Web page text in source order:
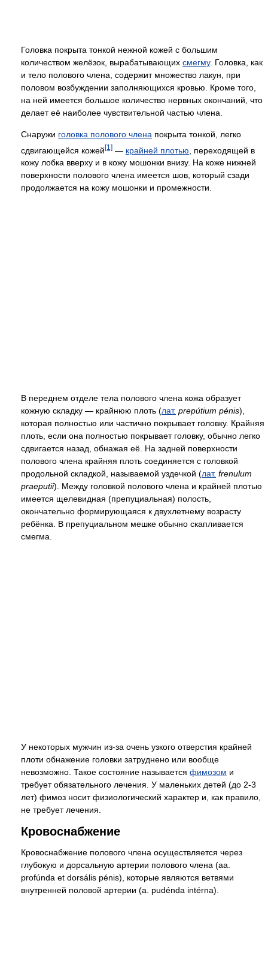
Головка покрыта тонкой нежной кожей с большим
количеством желёзок, вырабатывающих смегму. Головка, как
и тело полового члена, содержит множество лакун, при
половом возбуждении заполняющихся кровью. Кроме того,
на ней имеется большое количество нервных окончаний, что
делает её наиболее чувствительной частью члена.
Снаружи головка полового члена покрыта тонкой, легко
сдвигающейся кожей[1] — крайней плотью , переходящей в
кожу лобка вверху и в кожу мошонки внизу. На коже нижней
поверхности полового члена имеется шов, который сзади
продолжается на кожу мошонки и промежности.
В переднем отделе тела полового члена кожа образует
кожную складку — крайнюю плоть (лат. prepútium pénis),
которая полностью или частично покрывает головку. Крайняя
плоть, если она полностью покрывает головку, обычно легко
сдвигается назад, обнажая её. На задней поверхности
полового члена крайняя плоть соединяется с головкой
продольной складкой, называемой уздечкой (лат. frenulum
praeputii). Между головкой полового члена и крайней плотью
имеется щелевидная (препуциальная) полость,
окончательно формирующаяся к двухлетнему возрасту
ребёнка. В препуциальном мешке обычно скапливается
смегма.
У некоторых мужчин из-за очень узкого отверстия крайней
плоти обнажение головки затруднено или вообще
невозможно. Такое состояние называется фимозом и
требует обязательного лечения. У маленьких детей (до 2-3
лет) фимоз носит физиологический характер и, как правило,
не требует лечения.
Кровоснабжение
Кровоснабжение полового члена осуществляется через
глубокую и дорсальную артерии полового члена (aa.
profúnda et dorsális pénis), которые являются ветвями
внутренней половой артерии (a. pudénda intérna).